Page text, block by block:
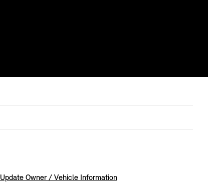
Update Owner / Vehicle Information